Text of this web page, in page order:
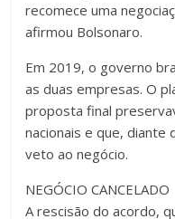
recomece uma
afirmou Bolsonaro.
Em 2019, o governo
as duas empresas. O
proposta final
nacionais e que, diante
veto ao negócio.
NEGÓCIO CANCELADO
A rescisão do acordo,